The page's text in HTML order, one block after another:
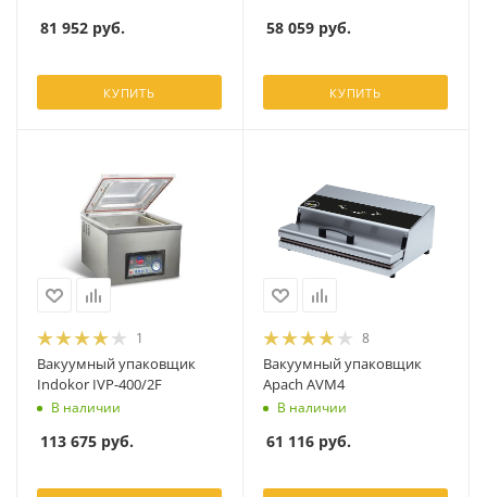
81 952 руб.
КУПИТЬ
58 059 руб.
КУПИТЬ
1
Вакуумный упаковщик
Indokor IVP-400/2F
В наличии
113 675 руб.
8
Вакуумный упаковщик
Apach AVM4
В наличии
61 116 руб.